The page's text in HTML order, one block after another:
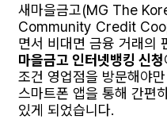
새마을금고(MG The
Community Credit
면서 비대면 금융 거래의
마을금고 인터넷뱅킹 신청
조건 영업점을 방문해야
스마트폰 앱을 통해 간편
있게 되었습니다.